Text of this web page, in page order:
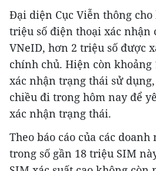
Đại diện Cục Viễn thông cho
triệu số điện thoại xác nhận
VNeID, hơn 2 triệu số được
chính chủ. Hiện còn khoảng
xác nhận trạng thái sử
chiều đi trong hôm nay để
xác nhận trạng thái.
Theo báo cáo của các
trong số gần 18 triệu SIM